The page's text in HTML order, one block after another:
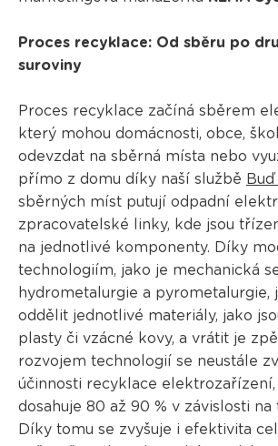
Proces recyklace: Od sběru po
suroviny
Proces recyklace začíná sběrem
který mohou domácnosti, obce,
odevzdat na sběrná místa nebo
přímo z domu díky naší službě
sběrných míst putují odpadní
zpracovatelské linky, kde jsou
na jednotlivé komponenty. Díky
technologiím, jako je mechanická
hydrometalurgie a pyrometalurgie,
oddělit jednotlivé materiály, jako
plasty či vzácné kovy, a vrátit je
rozvojem technologií se neustále
účinnosti recyklace
dosahuje 80 až 90 % v závislosti na
Díky tomu se zvyšuje i efektivita